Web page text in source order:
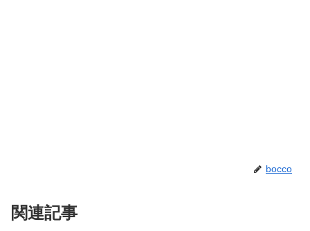
bocco
関連記事